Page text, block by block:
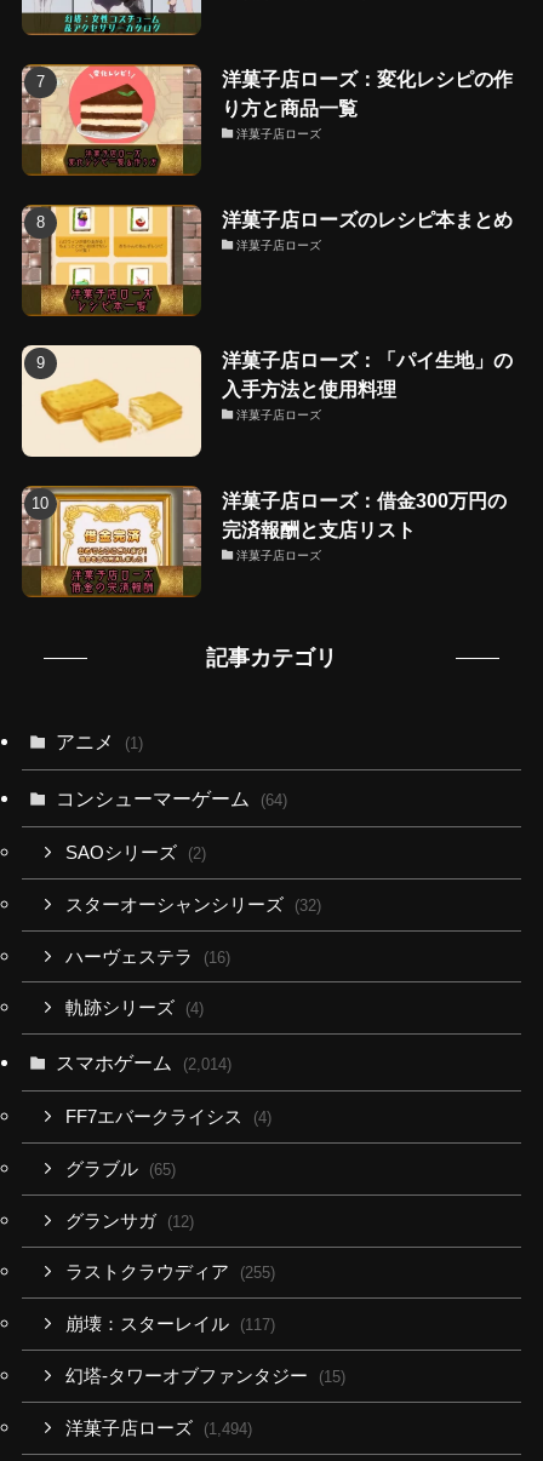
洋菓子店ローズ：変化レシピの作
り方と商品一覧
洋菓子店ローズ
洋菓子店ローズのレシピ本まとめ
洋菓子店ローズ
洋菓子店ローズ：「パイ生地」の
入手方法と使用料理
洋菓子店ローズ
洋菓子店ローズ：借金300万円の
完済報酬と支店リスト
洋菓子店ローズ
記事カテゴリ
アニメ (1)
コンシューマーゲーム (64)
SAOシリーズ (2)
スターオーシャンシリーズ (32)
ハーヴェステラ (16)
軌跡シリーズ (4)
スマホゲーム (2,014)
FF7エバークライシス (4)
グラブル (65)
グランサガ (12)
ラストクラウディア (255)
崩壊：スターレイル (117)
幻塔-タワーオブファンタジー (15)
洋菓子店ローズ (1,494)